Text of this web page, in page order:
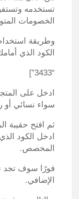
تستخدمه
الخصومات
وطريقة
الكود الذي
“3433”]
ادخل على
سواء نسائي أو
ثم افتح حقيبة
ادخل الكود
المخصص.
فورًا سوف تجد
الإضافي.